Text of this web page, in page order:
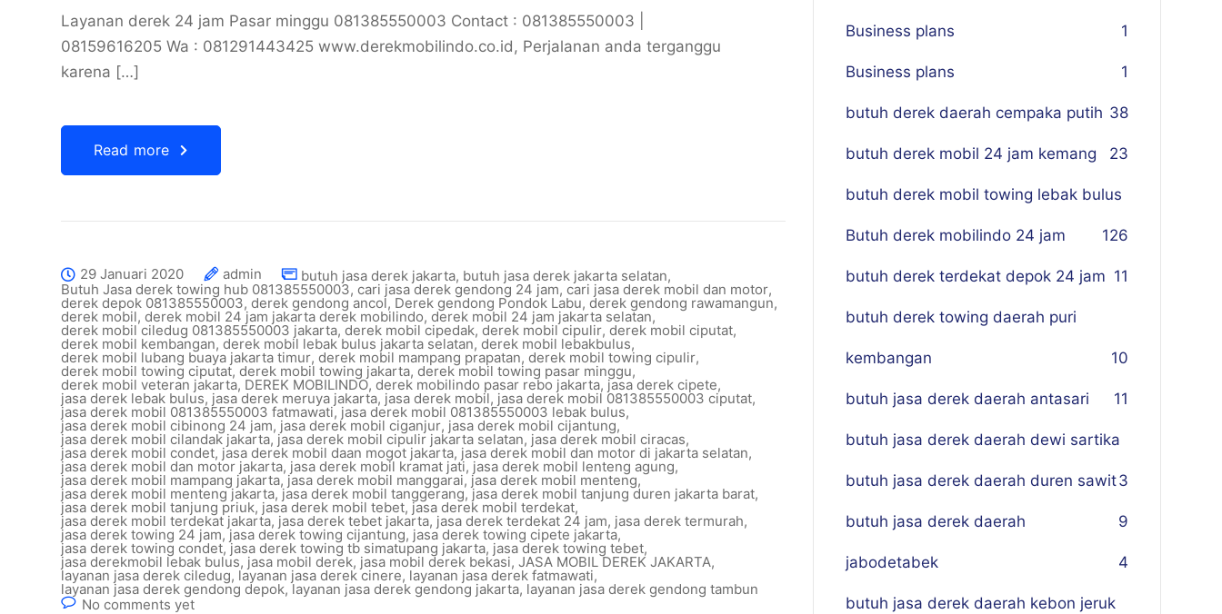
Layanan derek 24 jam Pasar minggu 081385550003 Contact : 081385550003 |
08159616205 Wa : 081291443425 www.derekmobilindo.co.id, Perjalanan anda terganggu
karena […]
Read more
29 Januari 2020 admin butuh jasa derek jakarta, butuh jasa derek jakarta selatan,
Butuh Jasa derek towing hub 081385550003, cari jasa derek gendong 24 jam, cari jasa derek mobil dan motor,
derek depok 081385550003, derek gendong ancol, Derek gendong Pondok Labu, derek gendong rawamangun,
derek mobil, derek mobil 24 jam jakarta derek mobilindo, derek mobil 24 jam jakarta selatan,
derek mobil ciledug 081385550003 jakarta, derek mobil cipedak, derek mobil cipulir, derek mobil ciputat,
derek mobil kembangan, derek mobil lebak bulus jakarta selatan, derek mobil lebakbulus,
derek mobil lubang buaya jakarta timur, derek mobil mampang prapatan, derek mobil towing cipulir,
derek mobil towing ciputat, derek mobil towing jakarta, derek mobil towing pasar minggu,
derek mobil veteran jakarta, DEREK MOBILINDO, derek mobilindo pasar rebo jakarta, jasa derek cipete,
jasa derek lebak bulus, jasa derek meruya jakarta, jasa derek mobil, jasa derek mobil 081385550003 ciputat,
jasa derek mobil 081385550003 fatmawati, jasa derek mobil 081385550003 lebak bulus,
jasa derek mobil cibinong 24 jam, jasa derek mobil ciganjur, jasa derek mobil cijantung,
jasa derek mobil cilandak jakarta, jasa derek mobil cipulir jakarta selatan, jasa derek mobil ciracas,
jasa derek mobil condet, jasa derek mobil daan mogot jakarta, jasa derek mobil dan motor di jakarta selatan,
jasa derek mobil dan motor jakarta, jasa derek mobil kramat jati, jasa derek mobil lenteng agung,
jasa derek mobil mampang jakarta, jasa derek mobil manggarai, jasa derek mobil menteng,
jasa derek mobil menteng jakarta,jasa derek mobil tanggerang,jasa derek mobil tanjung duren jakarta barat,
jasa derek mobil tanjung priuk, jasa derek mobil tebet, jasa derek mobil terdekat,
jasa derek mobil terdekat jakarta, jasa derek tebet jakarta, jasa derek terdekat 24 jam, jasa derek termurah,
jasa derek towing 24 jam,jasa derek towing cijantung, jasa derek towing cipete jakarta,
jasa derek towing condet,jasa derek towing tb simatupang jakarta, jasa derek towing tebet,
jasa derekmobil lebak bulus, jasa mobil derek, jasa mobil derek bekasi, JASA MOBIL DEREK JAKARTA,
layanan jasa derek ciledug, layanan jasa derek cinere, layanan jasa derek fatmawati,
layanan jasa derek gendong depok,layanan jasa derek gendong jakarta, layanan jasa derek gendong tambun
No comments yet
Business plans 1
Business plans 1
butuh derek daerah cempaka putih 38
butuh derek mobil 24 jam kemang 23
butuh derek mobil towing lebak bulus
26
Butuh derek mobilindo 24 jam 1
butuh derek terdekat depok 24 jam 11
butuh derek towing daerah puri
kembangan 10
butuh jasa derek daerah antasari 11
butuh jasa derek daerah dewi sartika
3
butuh jasa derek daerah duren sawit
9
butuh jasa derek daerah
jabodetabek 4
butuh jasa derek daerah kebon jeruk